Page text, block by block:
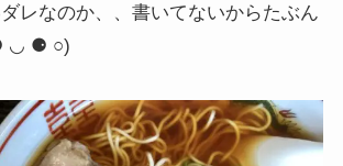
レなのか、、書いてないからたぶん
◡ ⚈ ○)